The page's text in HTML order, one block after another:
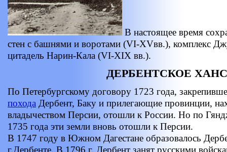
В настоящее время
стен с башнями и воротами (VI-XVвв.), комплекс
цитадель Нарин-Кала (VI-XIX вв.).
ДЕРБЕНТСКОЕ
По Петербургскому договору 1723 года,
похода Дербент, Баку и прилегающие провинции,
владычеством Персии, отошли к России. Но по
1735 года эти земли вновь отошли к Персии.
В 1747 году в Южном Дагестане образовалось